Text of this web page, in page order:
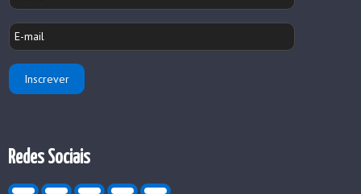
Redes Sociais